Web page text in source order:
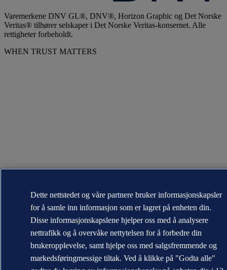
Varemerkene DNV GL®, DNV®, Horizon Graphic og Det Norske
Veritas® tilhører selskaper i Det Norske Veritas-konsernet. Alle
rettigheter forbeholdt.
WHEN TRUST MATTERS
Dette nettstedet og våre partnere bruker informasjonskapsler
for å samle inn informasjon som er lagret på enheten din.
Disse informasjonskapslene hjelper oss med å analysere
nettrafikk og å overvåke nettytelsen for å forbedre din
brukeropplevelse, samt hjelpe oss med salgsfremmende og
markedsføringmessige tiltak. Ved å klikke på "Godta alle"